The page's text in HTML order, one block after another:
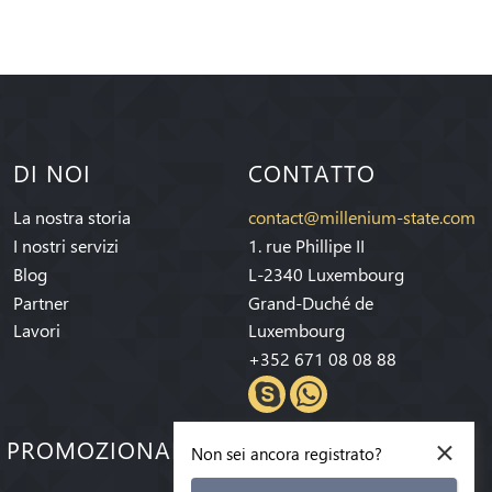
DI NOI
La nostra storia
I nostri servizi
Blog
Partner
Lavori
CONTATTO
contact@millenium-state.com
1. rue Phillipe II
L-2340 Luxembourg
Grand-Duché de
Luxembourg
+352 671 08 08 88
PROMOZIONALI! ×
Non sei ancora registrato?